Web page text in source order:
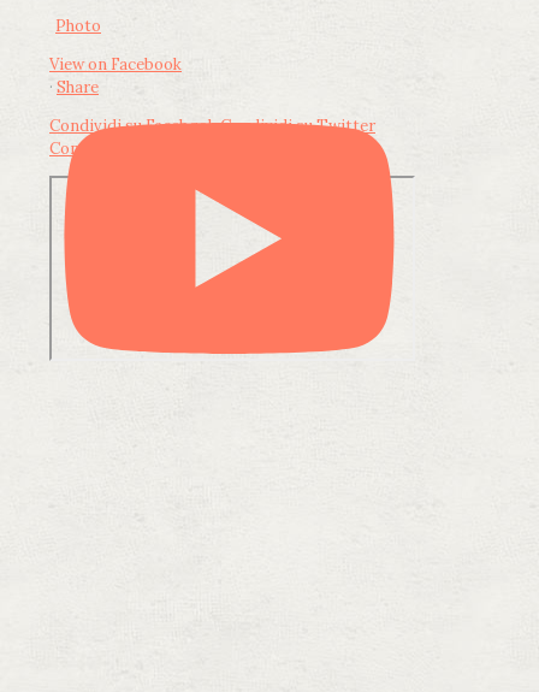
Photo
View on Facebook
· Share
Condividi su FacebookCondividi su Twitter
Condividi su LinkedIn